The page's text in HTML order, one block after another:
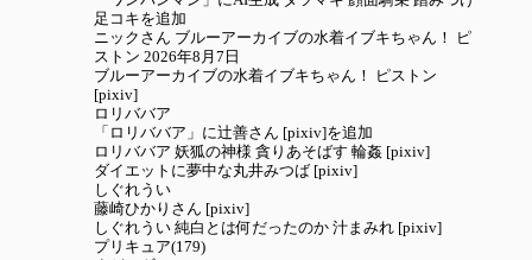
足コキを追加
ニックさん ブルーアーカイブの水着イブキちゃん！ ピ
ストン 2026年8月7日
ブルーアーカイブの水着イブキちゃん！ ピストン
[pixiv]
ロリババア
「ロリババア」に辻善さん [pixiv]を追加
ロリババア 妖狐の神様 貪りあそばす 輪姦 [pixiv]
ダイエットに夢中な丸井みつば [pixiv]
しぐれうい
藤崎ひかりさん [pixiv]
しぐれうい 純白とは何だったのか 汁まみれ [pixiv]
プリキュア(179)